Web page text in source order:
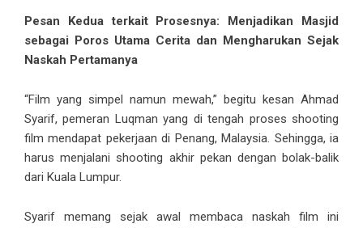
Pesan Kedua terkait Prosesnya: Menjadikan Masjid
sebagai Poros Utama Cerita dan Mengharukan Sejak
Naskah Pertamanya
“Film yang simpel namun mewah,” begitu kesan Ahmad
Syarif, pemeran Luqman yang di tengah proses shooting
film mendapat pekerjaan di Penang, Malaysia. Sehingga, ia
harus menjalani shooting akhir pekan dengan bolak-balik
dari Kuala Lumpur.
Syarif memang sejak awal membaca naskah film ini